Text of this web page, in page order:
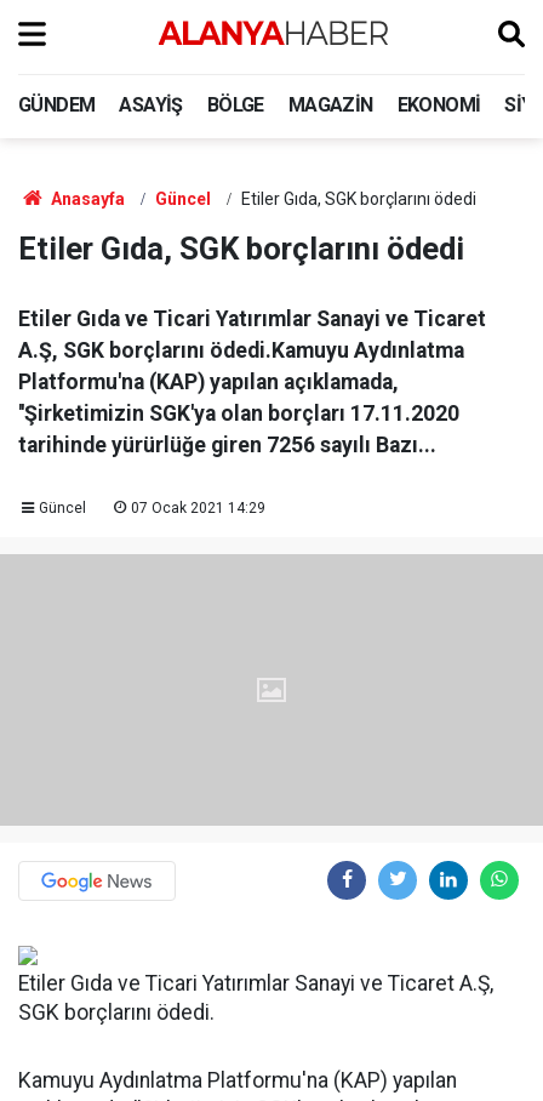
GÜNDEM ASAYIŞ BÖLGE MAGAZIN EKONOMI
Anasayfa Güncel Etiler Gıda, SGK borçlarını ödedi
Etiler Gıda, SGK borçlarını ödedi
Etiler Gıda ve Ticari Yatırımlar Sanayi ve Ticaret
A.Ş, SGK borçlarını ödedi.Kamuyu Aydınlatma
Platformu'na (KAP) yapılan açıklamada,
''Şirketimizin SGK'ya olan borçları 17.11.2020
tarihinde yürürlüğe giren 7256 sayılı Bazı...
Güncel 07 Ocak 2021 14:29
Etiler Gıda ve Ticari Yatırımlar Sanayi ve Ticaret A.Ş,
SGK borçlarını ödedi.
Kamuyu Aydınlatma Platformu'na (KAP) yapılan